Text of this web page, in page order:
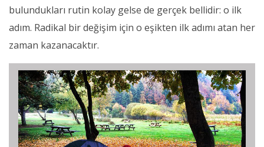
bulundukları rutin kolay gelse de gerçek bellidir: o ilk
adım. Radikal bir değişim için o eşikten ilk adımı atan her
zaman kazanacaktır.